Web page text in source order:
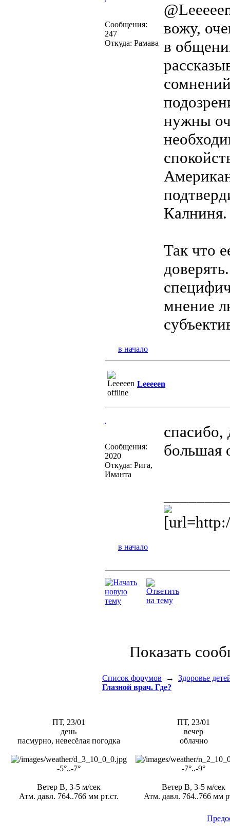
Сообщения:
247
Откуда: Рамава
вожу,
в
нужны
Калниня.
Так что
мнение
в начало
Leeeeen
Сообщения:
2020
Откуда: Рига,
Иманта
спасибо,
большая
в начало
Показать
Список форумов → Здоровье
Глазной врач. Где?
ПТ, 23/01
день
пасмурно, невесёлая погодка
-5°..-7°
Ветер В, 3-5 м/сек
Атм. давл. 764..766 мм рт.ст.
ПТ, 23/01
вечер
облачно
-7°..-9°
Ветер В, 3-5 м/сек
Атм. давл. 764..766 мм